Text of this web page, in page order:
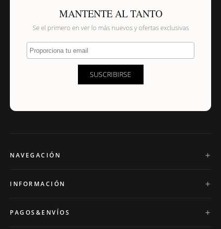
MANTENTE AL TANTO
Se el primero en ver lo más nuevos y ofertas exclusivas
Proporciona tu email
SUSCRIBIRSE
NAVEGACIÓN
INFORMACIÓN
PAGOS&ENVÍOS